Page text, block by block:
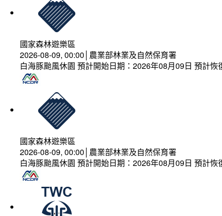
國家森林遊樂區
2026-08-09, 00:00│農業部林業及自然保育署
白海豚颱風休園 預計開始日期：2026年08月09日 預計
國家森林遊樂區
2026-08-09, 00:00│農業部林業及自然保育署
白海豚颱風休園 預計開始日期：2026年08月09日 預計